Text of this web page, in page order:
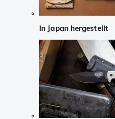
In Japan hergestellt